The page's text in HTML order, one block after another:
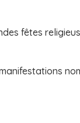
fêtes